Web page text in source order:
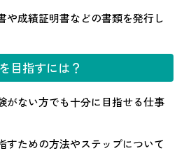
や成績証明書などの書類を発行し
目指すには？
がない方でも十分に目指せる仕事
すための方法やステップについて